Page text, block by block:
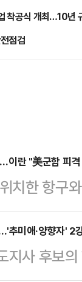
공식 개최…10년
점검
이란 "美군함 피
치한 항구
다.미국 백
하는 것은
도시이자
미애·양향자' 2
지사 후보